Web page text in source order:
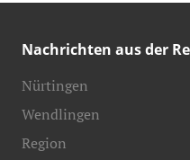
Nachrichten aus der
Nürtingen
Wendlingen
Region